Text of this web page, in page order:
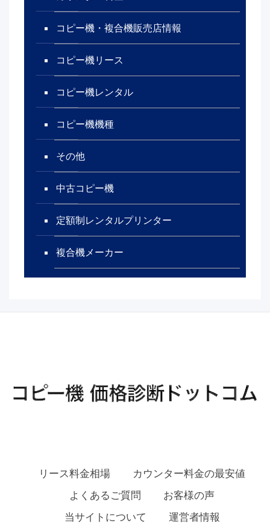
コピー機・複合機販売店情報
コピー機リース
コピー機レンタル
コピー機機種
その他
中古コピー機
定額制レンタルプリンター
複合機メーカー
リース料金相場
カウンター料金の最安値
よくあるご質問
お客様の声
当サイトについて
運営者情報